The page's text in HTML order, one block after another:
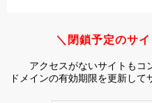
＼閉鎖予定のサ
アクセスがないサイトもコ
ドメインの有効期限を更新し